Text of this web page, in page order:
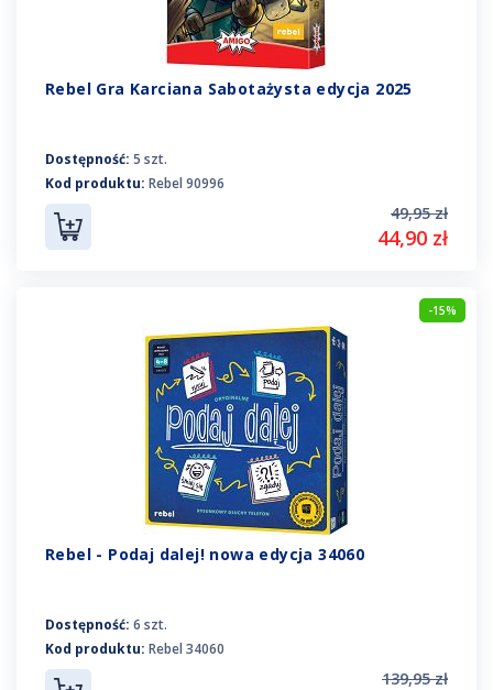
Rebel Gra Karciana Sabotażysta edycja 2025
Dostępność: 5 szt.
Kod produktu: Rebel 90996
49,95 zł
44,90 zł
-15%
Rebel - Podaj dalej! nowa edycja 34060
Dostępność: 6 szt.
Kod produktu: Rebel 34060
139,95 zł